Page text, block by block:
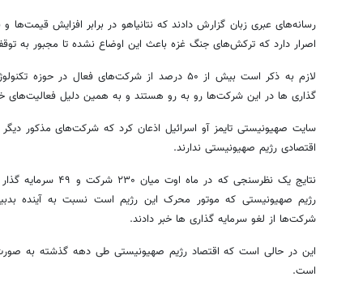
رسانه‌های عبری زبان گزارش دادند که نتانیاهو در برابر افزایش
اصرار دارد که ترکش‌های جنگ غزه باعث این اوضاع نشده تا مجبور به
لازم به ذکر است بیش از ۵۰ درصد از شرکت‌های فعال
گذاری ها در این شرکت‌ها رو به رو هستند و به همین دلیل فعالیت‌های
سایت صهیونیستی تایمز آو اسرائیل اذعان کرد که شرکت‌های مذکور دیگر
اقتصادی رژیم صهیونیستی ندارند.
نتایج یک نظرسنجی که
رژیم صهیونیستی که موتور محرک این رژیم است نسبت به آینده
شرکت‌ها از لغو سرمایه گذاری ها خبر دادند.
این در حالی است که اقتصاد رژیم صهیونیستی طی دهه گذشته به صورت
است.